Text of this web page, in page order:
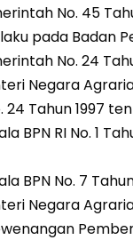
No. 45
pada Badan
No. 24
Negara
24 Tahun 1997
BPN RI No. 1
BPN No. 7
Negara